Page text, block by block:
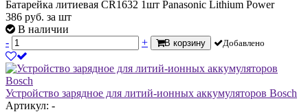
Батарейка литиевая CR1632 1шт Panasonic Lithium Power
386 руб. за шт
В наличии
-
+ В корзину Добавлено
Устройство зарядное для литий-ионных аккумуляторов Bosch
Артикул: -